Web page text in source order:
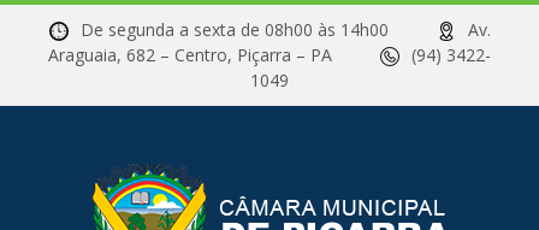
De segunda a sexta de 08h00 às 14h00
Av.
Araguaia, 682 – Centro, Piçarra – PA
(94) 3422-
1049